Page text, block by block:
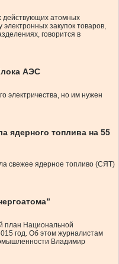
действующих атомных
электронных закупок товаров,
говорится в
АЭС
электричества, но им нужен
ядерного топлива на 55
свежее ядерное топливо (СЯТ)
план Национальной
год. Об этом журналистам
Владимир